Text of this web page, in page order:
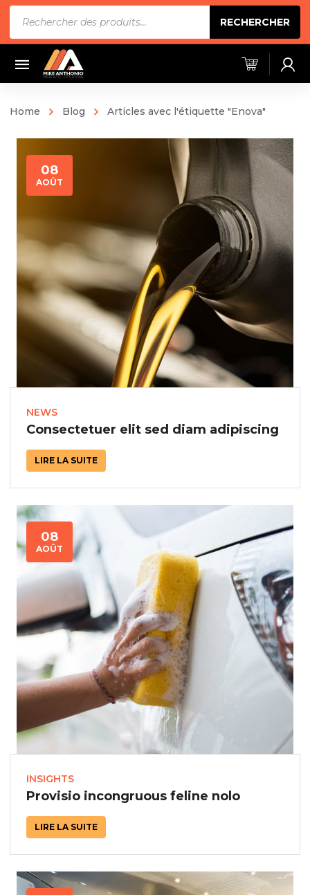
produits
RECHERCHER
Home Blog Articles avec l'étiquette "Enova"
08
AOÛT
NEWS
Consectetuer elit sed diam adipiscing
LIRE LA SUITE
08
AOÛT
INSIGHTS
Provisio incongruous feline nolo
LIRE LA SUITE